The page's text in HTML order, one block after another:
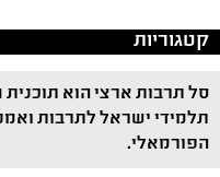
קטגוריות
סל תרבות ארצי הוא
תלמידי ישראל לתרבות
הפורמאלי.